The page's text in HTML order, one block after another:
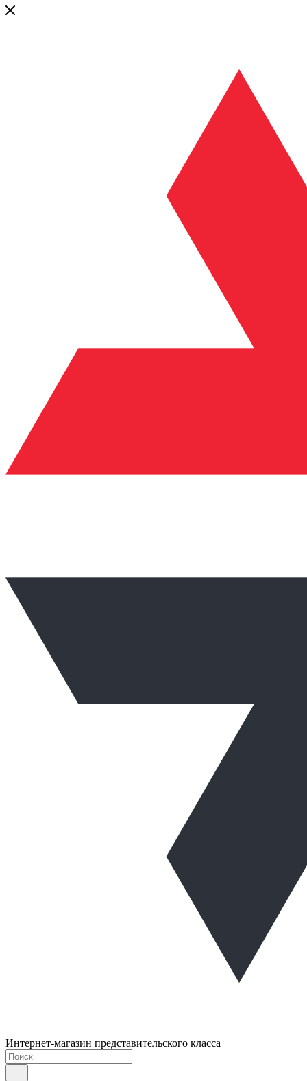
Интернет-магазин представительского класса